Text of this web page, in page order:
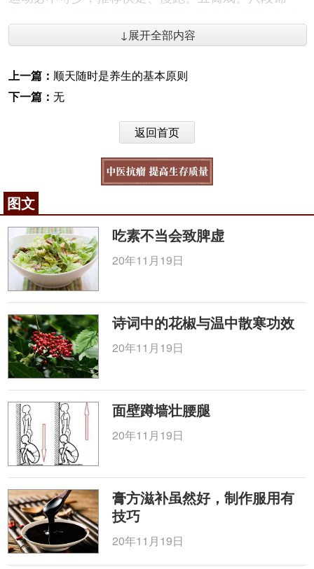
湿了及时换等。平时可多吃木瓜、
可艾灸 中脘、丰隆等穴。或在医生指导下服用四妙
丸、平胃散等。
湿邪黏腻重着， 易壅滞郁阻， 故其致病病机
以“滞”为特性，导致气血运行不利， 血脉凝涩， 瘀血
内生。瘀血滞于脏腑经脉使得机体代谢和循环产生障
碍，表现为头昏胸闷、身重困倦等症状，容易诱发慢
性呼吸道疾病、水肿病、肿瘤 等疾病。改善和缓解体
内壅滞状态，日常可以多吃柑橘、山楂、洋葱等。常
按揉艾灸阴陵泉、三阴交等穴，建议在医生指导下服
用中药调理。
从滞到瘀
由于体内血行滞缓和血液黏稠发展为凝滞瘀结而
不散，成为凝血、死血，便是“瘀血”。临床上以舌
暗、有瘀点或瘀斑、疼痛夜甚或痛处不移、脉涩等为
表现特征。有研究表明，大多数肿瘤患者的血液处于
高凝状态，血黏度增高有利于肿瘤细胞着床。因此，
如果日常有这个阶段的症状表现，一定要及时注意身
体。如果再进展，可能会酿成大病。血瘀体质的人群
日常要保持精神舒畅，坚持运动，可饮用活血茶（三
七花15克、玫瑰花 10克、月季花10克、红花5克），
血瘀体质的人还可用推拿
灸、泡脚等理疗法。或在医生指导下服用中药调理。
从瘀到闭
↓展开全部内容
上一篇： 顺天随时是养生的基本原则
下一篇： 无
返回首页
图文
吃素不当会致脾虚
20年11月19日
诗词中的花椒与温中散寒功效
20年11月19日
面壁蹲墙壮腰腿
20年11月19日
膏方滋补虽然好，制作服用有
技巧
20年11月19日